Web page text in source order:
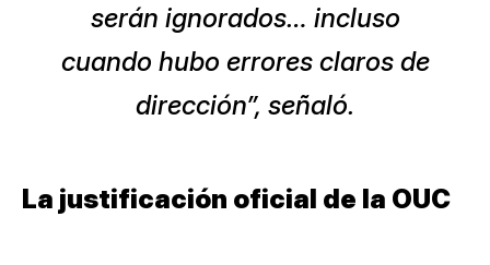
serán ignorados… incluso
cuando hubo errores claros de
dirección”, señaló.
La justificación oficial de la OUC